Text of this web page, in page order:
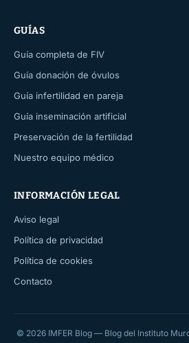
GUÍAS
Guía completa de FIV
Guía donación de óvulos
Guía infertilidad en pareja
Guía inseminación artificial
Preservación de la fertilidad
Nuestro equipo médico
INFORMACIÓN LEGAL
Aviso legal
Política de privacidad
Política de cookies
Contacto
© 2026 IMFER Blog — Blog del Instituto